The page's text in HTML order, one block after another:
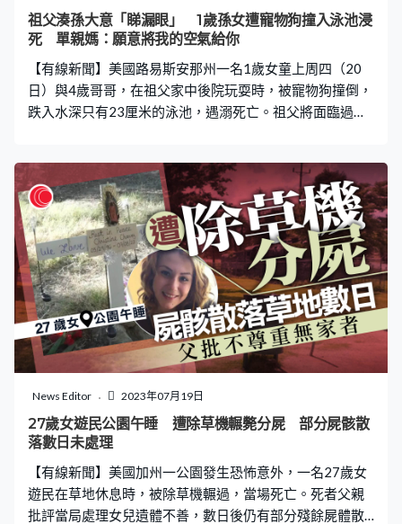
警，警員到場後發現兩人和其寵物狗懷疑中暑，陳屍家
中。 據統計，自今年6月以來，光是德州哈里斯郡就有7人
氣）公司能設
祖父湊孫大意「睇漏眼」 1歲孫女遭寵物狗撞入泳池浸
死 單親媽：願意將我的空氣給你
【有線新聞】美國路易斯安那州一名1歲女童上周四（20
日）與4歲哥哥，在祖父家中後院玩耍時，被寵物狗撞倒，
跌入水深只有23厘米的泳池，遇溺死亡。祖父將面臨過失
員到達現場時，由一名4歲的男童講解事發經過。警方發言
人Michael Cunningham指，涉事泳池當時水深只有23厘
米，形容事件屬十分不幸。 泳池水深僅23厘米 女嬰救出
時仍有脈搏 1歲女童Nevaeh Fugate當晚與4歲哥哥，在在
祖父家中後院玩耍時，被寵物狗撞倒，跌入水深只有23厘
米的泳池，遇溺死亡。警方指，Nevaeh獲救時仍有脈搏，
但最終仍搶救不治。 母親Sandra對女兒離世感到悲痛：
「我親愛的天使，我不明白為什麼上帝允許某些事情發
生，我就是不明白。寶貝女孩，我希望把我肺裡的空氣給
你，寶貝。」她指：「我無法接受，我無法相信這一切，
我只想醒來，這只是一場夢。」 Sandra正努力為Nevaeh的
喪禮籌集資金，她在Nevaeh離世後，立即在眾籌平台
「GoFundMe」建立籌款活動，寫上「我需要幫助，為她
News Editor 2023年07月19日
27歲女遊民公園午睡 遭除草機輾斃分屍 部分屍骸散
落數日未處理
【有線新聞】美國加州一公園發生恐怖意外，一名27歲女
遊民在草地休息時，被除草機輾過，當場死亡。死者父親
批評當局處理女兒遺體不善，數日後仍有部分殘餘屍體散